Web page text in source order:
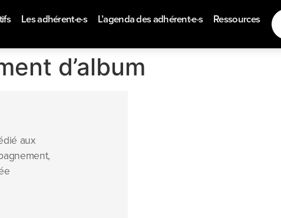
Les adhérent·e·s L’agenda des adhérent·e·s Ressources
d’album
aux